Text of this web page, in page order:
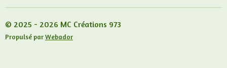
© 2025 - 2026 MC Créations 973
Propulsé parWebador